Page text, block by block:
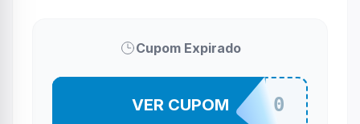
Cupom Expirado
WEBCPRE10
VER CUPOM